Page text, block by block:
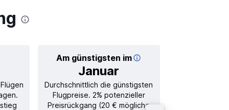
Am günstigsten im
Januar
Durchschnittlich die günstigsten
Flugpreise. 2% potenzieller
Preisrückgang (20 € mögliche